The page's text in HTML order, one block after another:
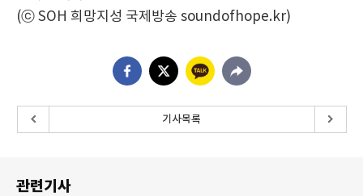
(ⓒ SOH 희망지성 국제방송 soundofhope.kr)
기사목록
관련기사